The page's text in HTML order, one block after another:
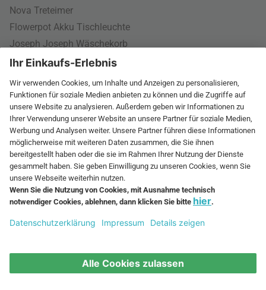
Nova Treteimer
Flowerpot Akku Tischleuchte
Joseph Joseph Wäschekorb
Connox Geburtstag
Markenliebling
Kundenservice
Kontaktformular
AGB, Impressum,Datenschutz,Cookie-Einstellungen
Rund um Ihre Bestellung